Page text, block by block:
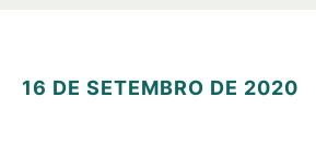
16 DE SETEMBRO DE 2020